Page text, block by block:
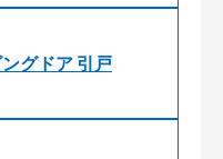
グドア 引戸